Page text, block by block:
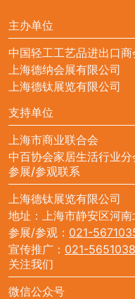
主办单位
中国轻工工艺品进出口商
上海德纳会展有限公司
上海德钛展览有限公司
支持单位
上海市商业联合会
中百协会家居生活行业分
参展/参观联系
上海德钛展览有限公司
地址：上海市静安区河
参展/参观： 021-
宣传推广： 021-
关注我们
微信公众号